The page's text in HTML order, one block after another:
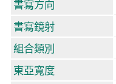
書寫方向
書寫鏡射
組合類別
東亞寬度